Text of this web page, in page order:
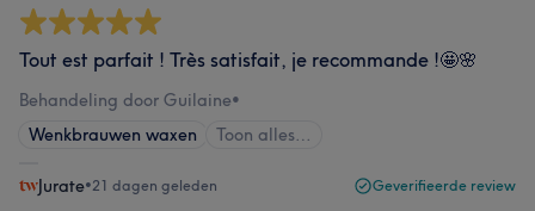
Tout est parfait ! Très satisfait, je recommande !🤩🌸
Behandeling door Guilaine•
Wenkbrauwen waxen
Toon alles…
Jurate•21 dagen geleden Geverifieerde review